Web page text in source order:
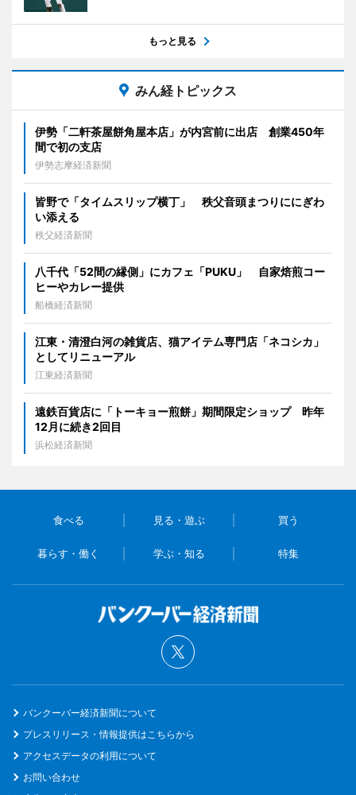
もっと見る
みん経トピックス
伊勢「二軒茶屋餅角屋本店」が内宮前に出店 創業450年
間で初の支店
伊勢志摩経済新聞
皆野で「タイムスリップ横丁」 秩父音頭まつりににぎわ
い添える
秩父経済新聞
八千代「52間の縁側」にカフェ「PUKU」 自家焙煎コー
ヒーやカレー提供
船橋経済新聞
江東・清澄白河の雑貨店、猫アイテム専門店「ネコシカ」
としてリニューアル
江東経済新聞
遠鉄百貨店に「トーキョー煎餅」期間限定ショップ 昨年
12月に続き2回目
浜松経済新聞
食べる 見る・遊ぶ 買う
暮らす・働く 学ぶ・知る 特集
バンクーバー経済新聞について
プレスリリース・情報提供はこちらから
アクセスデータの利用について
お問い合わせ